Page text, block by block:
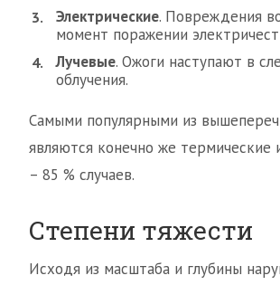
Электрические. Повреждения
момент поражении
Лучевые. Ожоги наступают в
облучения.
Самыми популярными из
являются конечно же термические
– 85 % случаев.
Степени тяжести
Исходя из масштаба и глубины